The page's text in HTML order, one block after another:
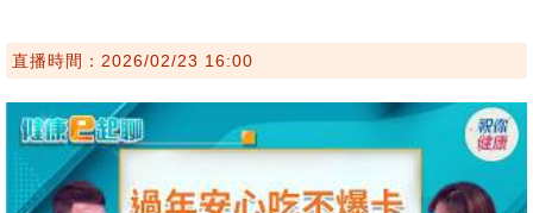
直播時間：2026/02/23 16:00